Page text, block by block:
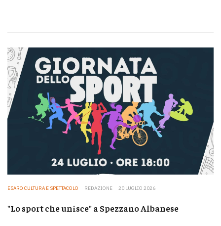
ESARO CULTURA E SPETTACOLO REDAZIONE 20 LUGLIO 2026
"Lo sport che unisce" a Spezzano Albanese